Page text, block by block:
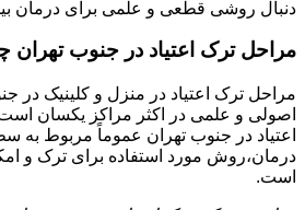
دنبال روشی قطعی و علمی برای درمان
مراحل ترک اعتیاد در جنوب
مراحل ترک اعتیاد در منزل و کلینیک در
اصولی و علمی در اکثر مراکز یکسان
اعتیاد در جنوب تهران عموماً مربوط به
درمان،روش مورد استفاده برای ترک و
است.